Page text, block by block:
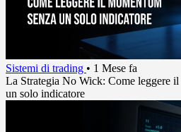
Sistemi di trading • 1 Mese fa
La Strategia No Wick: Come leggere il
un solo indicatore